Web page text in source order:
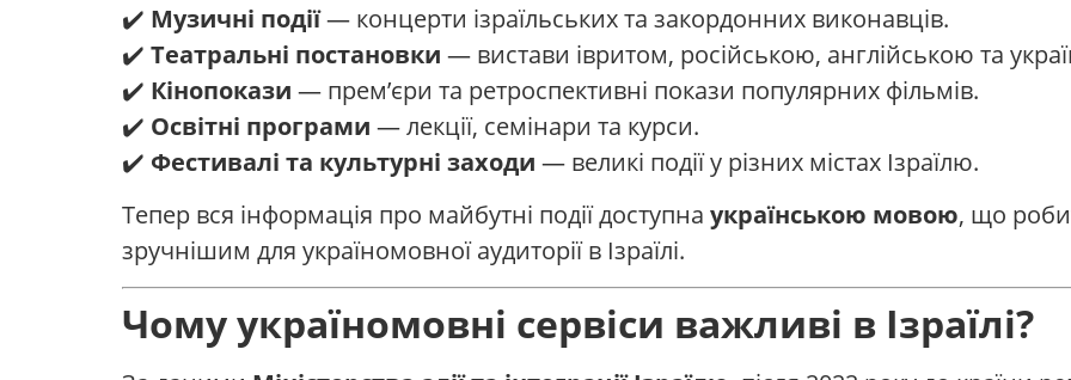
✔️ Музичні події— концерти ізраїльських та закордонних виконавців.
✔️ Театральні постановки — вистави івритом, російською, англійською та
✔️ Кінопокази — прем’єри та ретроспективні покази популярних фільмів.
✔️ Освітні програми — лекції, семінари та курси.
✔️ Фестивалі та культурні заходи — великі події у різних містах Ізраїлю.
Тепер вся інформація про майбутні події доступна українською мовою, що
зручнішим для україномовної аудиторії в Ізраїлі.
Чому україномовні сервіси важливі в Ізраїлі?